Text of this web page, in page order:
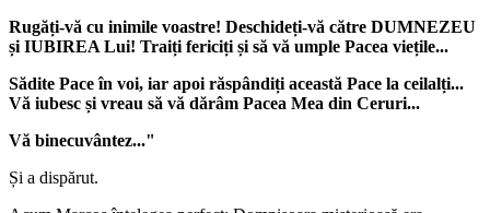
Rugăți-vă cu inimile voastre! Deschideți-vă către DUMNEZEU
și IUBIREA Lui! Traiți fericiți și să vă umple Pacea viețile...
Sădite Pace în voi, iar apoi răspândiți această Pace la ceilalți...
Vă iubesc și vreau să vă dărâm Pacea Mea din Ceruri...
Vă binecuvântez..."
Și a dispărut.